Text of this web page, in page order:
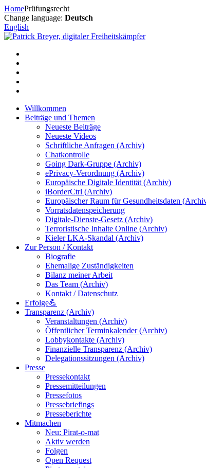
Zum
Inhalt
springen
HomePrüfungsrecht
Change language: Deutsch
English
Willkommen
Beiträge und Themen
Neueste Beiträge
Neueste Videos
Schriftliche Anfragen (Archiv)
Chatkontrolle
Going Dark-Gruppe (Archiv)
ePrivacy-Verordnung (Archiv)
Europäische Digitale Identität (Archiv)
iBorderCtrl (Archiv)
Europäischer Raum für Gesundheitsdaten
Vorratsdatenspeicherung
Digitale-Dienste-Gesetz (Archiv)
Terroristische Inhalte Online (Archiv)
Kieler LKA-Skandal (Archiv)
Zur Person / Kontakt
Biografie
Ehemalige Zuständigkeiten
Bilanz meiner Arbeit
Das Team (Archiv)
Kontakt / Datenschutz
Erfolge💪
Transparenz (Archiv)
Veranstaltungen (Archiv)
Öffentlicher Terminkalender (Archiv)
Lobbykontakte (Archiv)
Finanzielle Transparenz (Archiv)
Delegationssitzungen (Archiv)
Presse
Pressekontakt
Pressemitteilungen
Pressefotos
Pressebriefings
Presseberichte
Mitmachen
Neu: Pirat-o-mat
Aktiv werden
Folgen
Open Request